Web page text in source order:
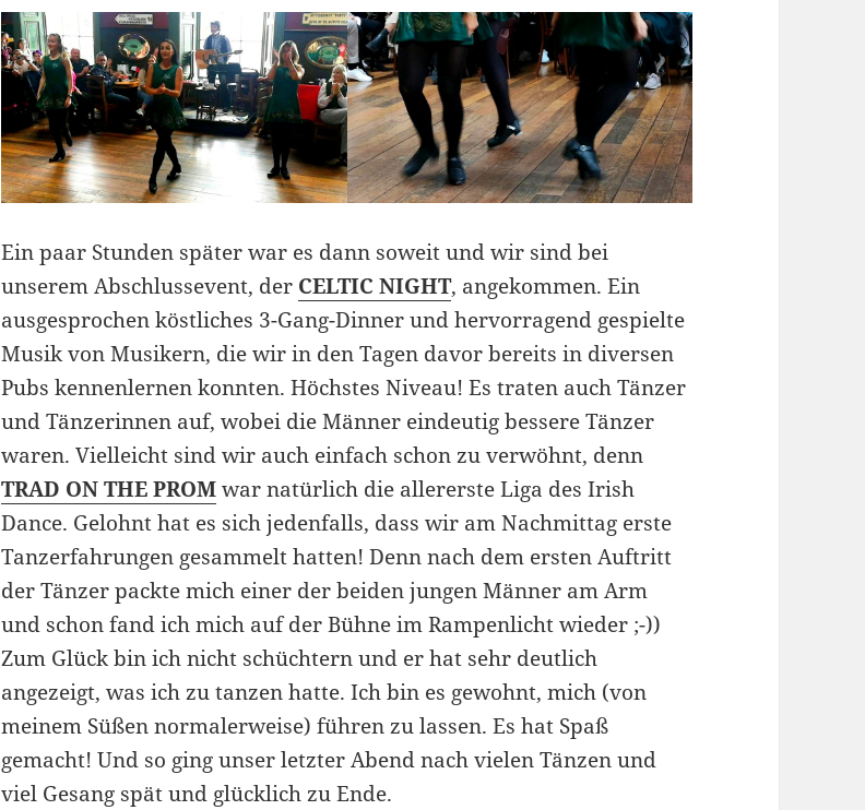
Ein paar Stunden später war es dann soweit und wir sind bei
unserem Abschlussevent, der CELTIC NIGHT, angekommen. Ein
ausgesprochen köstliches 3-Gang-Dinner und hervorragend gespielte
Musik von Musikern, die wir in den Tagen davor bereits in diversen
Pubs kennenlernen konnten. Höchstes Niveau! Es traten auch Tänzer
und Tänzerinnen auf, wobei die Männer eindeutig bessere Tänzer
waren. Vielleicht sind wir auch einfach schon zu verwöhnt, denn
TRAD ON THE PROM war natürlich die allererste Liga des Irish
Dance. Gelohnt hat es sich jedenfalls, dass wir am Nachmittag erste
Tanzerfahrungen gesammelt hatten! Denn nach dem ersten Auftritt
der Tänzer packte mich einer der beiden jungen Männer am Arm
und schon fand ich mich auf der Bühne im Rampenlicht wieder ;-))
Zum Glück bin ich nicht schüchtern und er hat sehr deutlich
angezeigt, was ich zu tanzen hatte. Ich bin es gewohnt, mich (von
meinem Süßen normalerweise) führen zu lassen. Es hat Spaß
gemacht! Und so ging unser letzter Abend nach vielen Tänzen und
viel Gesang spät und glücklich zu Ende.